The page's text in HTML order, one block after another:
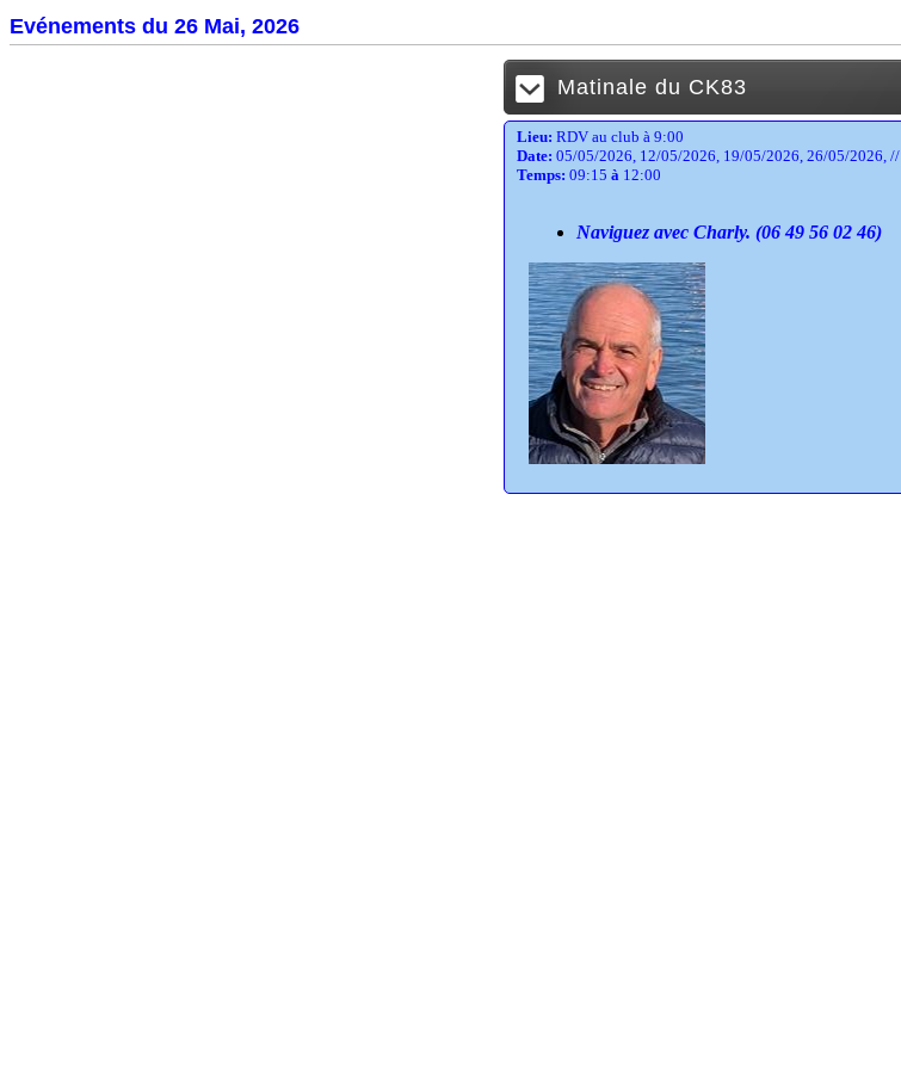
Evénements du 26 Mai, 2026
Matinale du CK83
Lieu: RDV au club à 9:00
Date: 05/05/2026, 12/05/2026, 19/05/2026, 26/05/2026, //
Temps: 09:15 à 12:00
Naviguez avec Charly. (06 49 56 02 46)